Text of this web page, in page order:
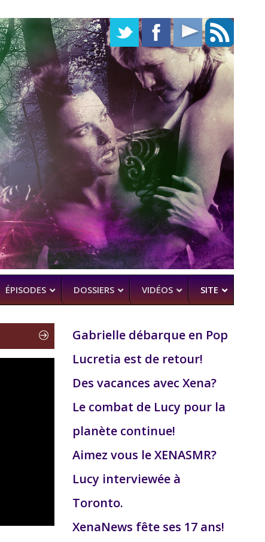
ÉPISODES DOSSIERS VIDÉOS SITE
Gabrielle débarque en Pop
Lucretia est de retour!
Des vacances avec Xena?
Le combat de Lucy pour la
planète continue!
Aimez vous le XENASMR?
Lucy interviewée à
Toronto.
XenaNews fête ses 17 ans!